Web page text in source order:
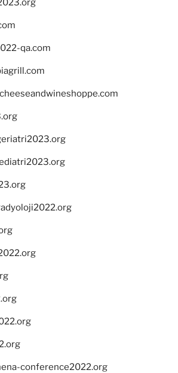
qa.com
conference2022.org